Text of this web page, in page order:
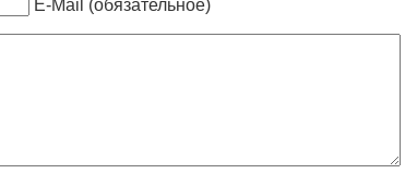
E-Mail (обязательное)